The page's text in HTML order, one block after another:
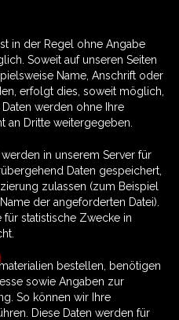
in der Regel ohne Angabe
Soweit auf unseren Seiten
Name, Anschrift oder
erfolgt dies, soweit möglich,
werden ohne Ihre
an Dritte weitergegeben.
in unserem Server für
Daten gespeichert,
zulassen (zum Beispiel
der angeforderten Datei).
für statistische Zwecke in
bestellen, benötigen
sowie Angaben zur
So können wir Ihre
Diese Daten werden für